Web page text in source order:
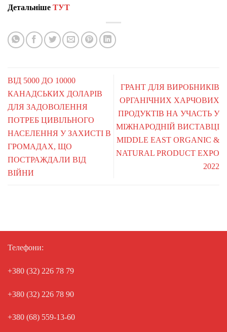
Детальніше ТУТ
ВІД 5000 ДО 10000
КАНАДСЬКИХ ДОЛАРІВ
ДЛЯ ЗАДОВОЛЕННЯ
ПОТРЕБ ЦИВІЛЬНОГО
НАСЕЛЕННЯ У ЗАХИСТІ В
ГРОМАДАХ, ЩО
ПОСТРАЖДАЛИ ВІД
ВІЙНИ
ГРАНТ ДЛЯ ВИРОБНИКІВ
ОРГАНІЧНИХ ХАРЧОВИХ
ПРОДУКТІВ НА УЧАСТЬ У
МІЖНАРОДНІЙ ВИСТАВЦІ
MIDDLE EAST ORGANIC &
NATURAL PRODUCT EXPO
2022
Телефони:
+380 (32) 226 78 79
+380 (32) 226 78 90
+380 (68) 559-13-60